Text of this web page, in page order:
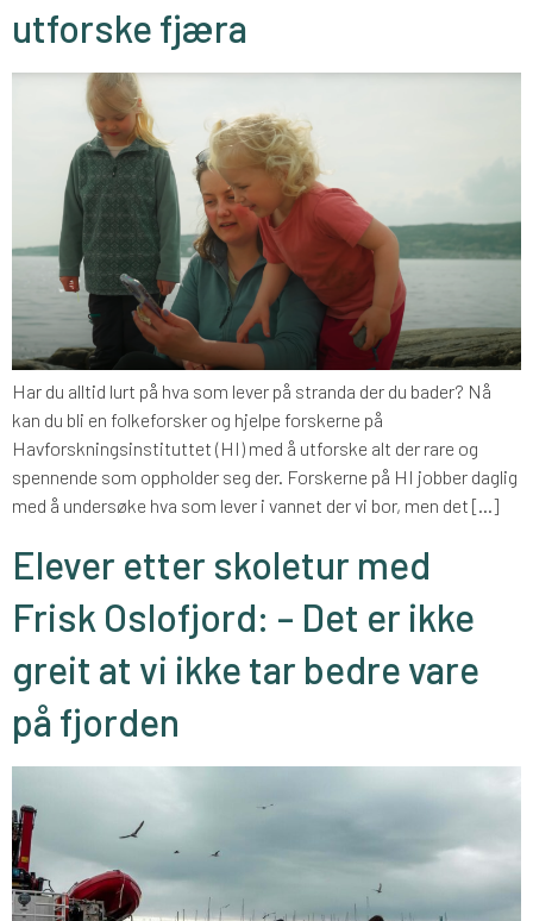
utforske fjæra
Har du alltid lurt på hva som lever på stranda der du bader? Nå
kan du bli en folkeforsker og hjelpe forskerne på
Havforskningsinstituttet (HI) med å utforske alt der rare og
spennende som oppholder seg der. Forskerne på HI jobber daglig
med å undersøke hva som lever i vannet der vi bor, men det […]
Elever etter skoletur med
Frisk Oslofjord: – Det er ikke
greit at vi ikke tar bedre vare
på fjorden